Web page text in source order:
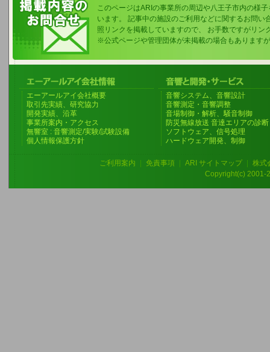
このページはARIの事業所の周辺や八王子市内の様
います。 記事中の施設のご利用などに関するお問い
照リンクを掲載していますので、 お手数ですがリン
※公式ページや管理団体が未掲載の場合もあります
エーアールアイ会社概要
取引先実績、研究協力
開発実績、沿革
事業所案内・アクセス
無響室 : 音響測定/実験/試験設備
個人情報保護方針
音響システム、音響設計
音響測定・音響調整
音場制御・解析、騒音制御
防災無線放送 音達エリアの診断
ソフトウェア、信号処理
ハードウェア開発、制御
ご利用案内 免責事項 ARI サイトマップ
株式
Copyright(c) 2001-